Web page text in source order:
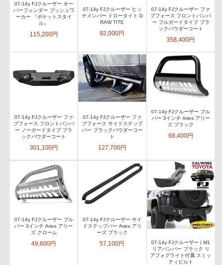
07-14y FJクルーザー オー
バーフェンダー ブッシュワ
ーカー 『ポケットスタイ
ル』
115,200円
07-14y FJクルーザー ヒッ
チメンバー ドロータイト D
RAW TITE
92,000円
07-14y FJクルーザー ファ
ブフォース フロントバンパ
ー フルガードタイプ ブラ
ックパウダーコート
358,400円
07-14y FJクルーザー ファ
ブフォース フロントバンパ
ー ノーガードタイプ ブラ
ックパウダーコート
301,100円
07-14y FJクルーザー ファ
ブフォース サイドステップ
バー ブラックパウダーコー
ト
127,700円
07-14y FJクルーザー ブル
バー 3インチ Aries アリー
ズ ブラック
68,400円
07-14y FJクルーザー ブル
バー 3インチ Aries アリー
ズ クローム
49,600円
07-14y FJクルーザー サイ
ドステップバー Aries アリ
ーズ ブラック
57,100円
07-14y FJクルーザー | M1
リアバンパー ブラック リ
アフォグライト付属 スミッ
ティビルト